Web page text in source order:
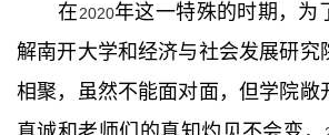
在2020年这一特殊的时期，为
解南开大学和经济与社会发展研究
相聚，虽然不能面对面，但学院敞